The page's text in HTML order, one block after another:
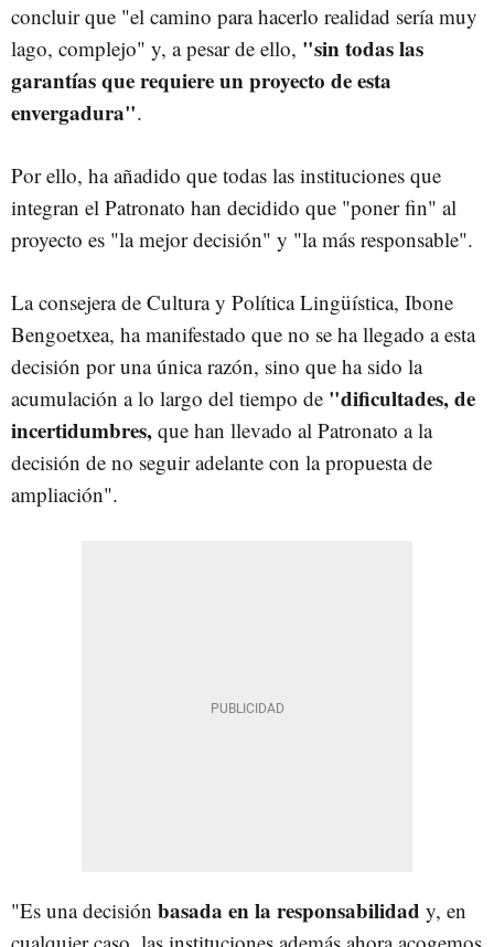
concluir que "el camino para hacerlo realidad sería muy
lago, complejo" y, a pesar de ello, "sin todas las
garantías que requiere un proyecto de esta
envergadura".
Por ello, ha añadido que todas las instituciones que
integran el Patronato han decidido que "poner fin" al
proyecto es "la mejor decisión" y "la más responsable".
La consejera de Cultura y Política Lingüística, Ibone
Bengoetxea, ha manifestado que no se ha llegado a esta
decisión por una única razón, sino que ha sido la
acumulación a lo largo del tiempo de "dificultades, de
incertidumbres, que han llevado al Patronato a la
decisión de no seguir adelante con la propuesta de
ampliación".
"Es una decisión basada en la responsabilidad y, en